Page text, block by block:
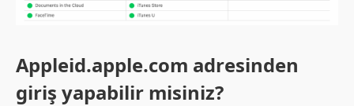
Appleid.apple.com adresinden
giriş yapabilir misiniz?